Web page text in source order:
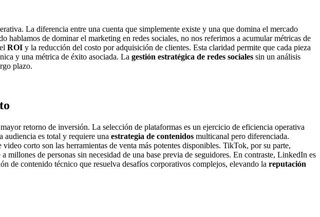
La diferencia entre una cuenta que simplemente existe y una que domina el mercado
de dominar el marketing en redes sociales, no nos referimos a acumular métricas de
ROI y la reducción del costo por adquisición de clientes. Esta claridad permite que cada pieza
y una métrica de éxito asociada. La gestión estratégica de redes sociales sin un análisis
plazo.
retorno de inversión. La selección de plataformas es un ejercicio de eficiencia operativa
audiencia es total y requiere una estrategia de contenidos multicanal pero diferenciada.
video corto son las herramientas de venta más potentes disponibles. TikTok, por su parte,
de personas sin necesidad de una base previa de seguidores. En contraste, LinkedIn es
de contenido técnico que resuelva desafíos corporativos complejos, elevando la reputación